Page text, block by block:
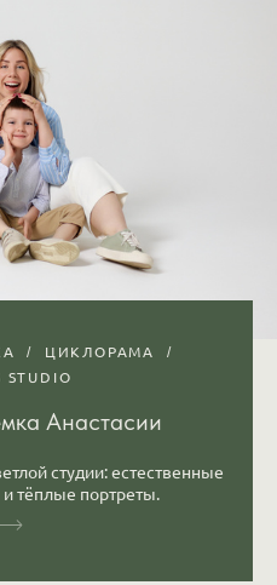
ЦИКЛОРАМА
STUDIO
Анастасии
студии: естественные
тёплые портреты.